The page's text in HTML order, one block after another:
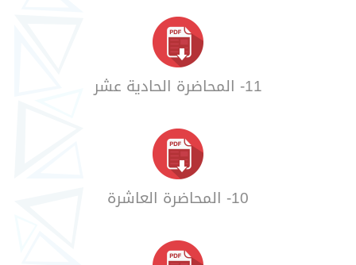
11- المحاضرة الحادية عشر
10- المحاضرة العاشرة